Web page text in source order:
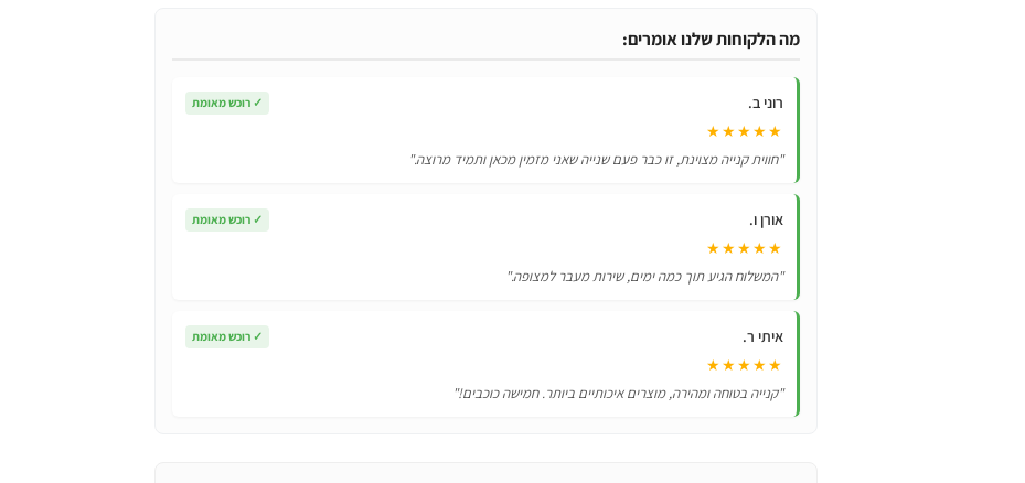
ליצנית
מה הלקוחות שלנו אומרים:
רוני ב. ✓ רוכש מאומת
★★★★★
"חווית קנייה מצוינת, זו כבר פעם שנייה שאני מזמין מכאן ותמיד מרוצה."
אורן ו. ✓ רוכש מאומת
★★★★★
"המשלוח הגיע תוך כמה ימים, שירות מעבר למצופה."
איתי ר. ✓ רוכש מאומת
★★★★★
"קנייה בטוחה ומהירה, מוצרים איכותיים ביותר. חמישה כוכבים!"